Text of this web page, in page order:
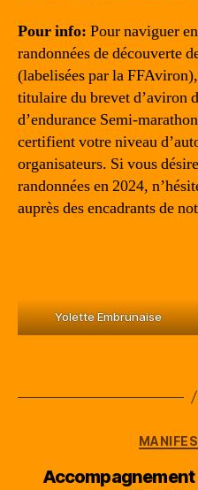
Pour info: Pour naviguer
randonnées de découverte
(labelisées par la
titulaire du brevet d’aviron
d’endurance Semi-
certifient votre niveau
organisateurs. Si vous
randonnées en 2024,
auprès des encadrants de
Yolette Embrunaise